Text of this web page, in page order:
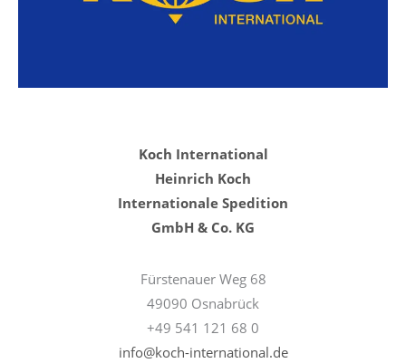
Koch International
Heinrich Koch
Internationale Spedition
GmbH & Co. KG
Fürstenauer Weg 68
49090 Osnabrück
+49 541 121 68 0
info@koch-international.de